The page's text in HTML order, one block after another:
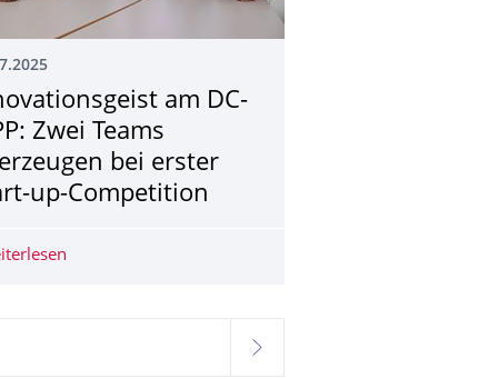
Joachim Herz Preis
am DC-
Zwei Teams
bei erster
up-Competition
weiter